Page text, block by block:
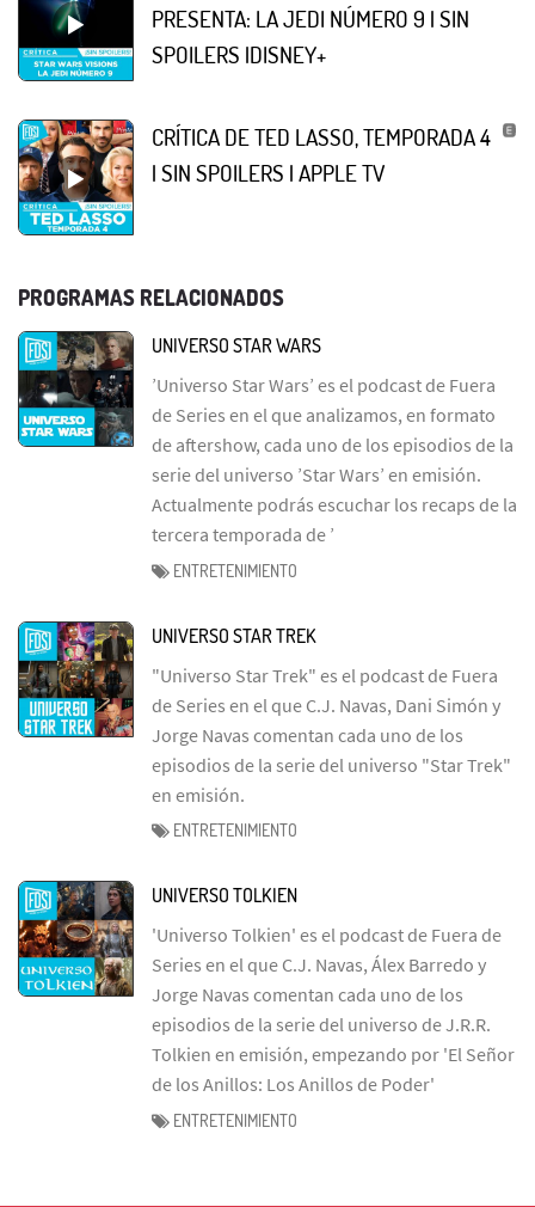
PRESENTA: LA JEDI NÚMERO 9 | SIN
SPOILERS |DISNEY+
CRÍTICA DE TED LASSO, TEMPORADA 4
| SIN SPOILERS | APPLE TV
PROGRAMAS RELACIONADOS
UNIVERSO STAR WARS
’Universo Star Wars’ es el podcast de Fuera
de Series en el que analizamos, en formato
de aftershow, cada uno de los episodios de la
serie del universo ’Star Wars’ en emisión.
Actualmente podrás escuchar los recaps de la
tercera temporada de ’
ENTRETENIMIENTO
UNIVERSO STAR TREK
"Universo Star Trek" es el podcast de Fuera
de Series en el que C.J. Navas, Dani Simón y
Jorge Navas comentan cada uno de los
episodios de la serie del universo "Star Trek"
en emisión.
ENTRETENIMIENTO
UNIVERSO TOLKIEN
'Universo Tolkien' es el podcast de Fuera de
Series en el que C.J. Navas, Álex Barredo y
Jorge Navas comentan cada uno de los
episodios de la serie del universo de J.R.R.
Tolkien en emisión, empezando por 'El Señor
de los Anillos: Los Anillos de Poder'
ENTRETENIMIENTO